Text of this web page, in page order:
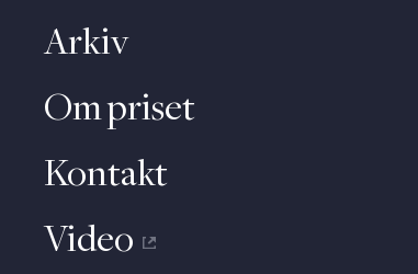
Arkiv
Om priset
Kontakt
Video